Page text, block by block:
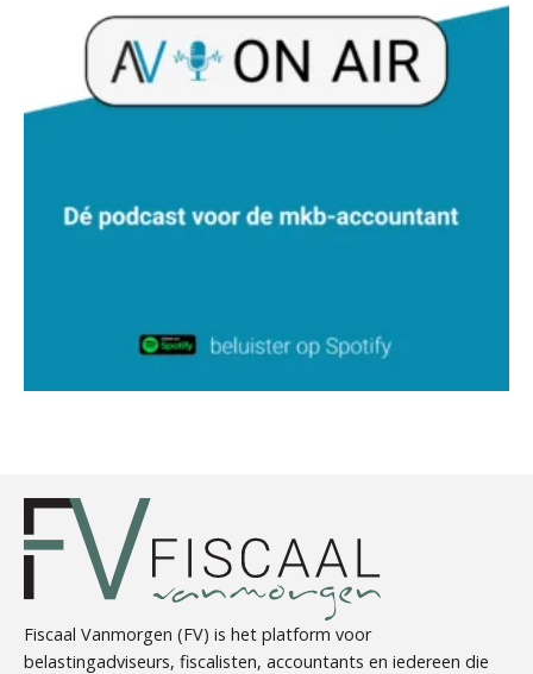
Chris Dijkstra
Fiscaal Vanmorgen (FV) is het platform voor
belastingadviseurs, fiscalisten, accountants en iedereen die